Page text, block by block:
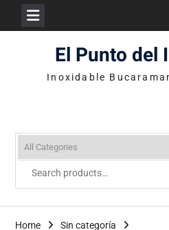
El Punto del
Inoxidable
Home
Sin categoría